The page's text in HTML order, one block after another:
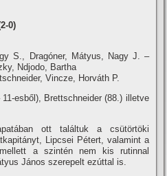
0)
S., Dragóner, Mátyus, Nagy J. –
Ndjodo, Bartha
Vincze, Horváth P.
esből), Brettschneider (88.) illetve
ott találtuk a csütörtöki
Lipcsei Pétert, valamint a
a szintén nem kis rutinnal
János szerepelt ezúttal is.